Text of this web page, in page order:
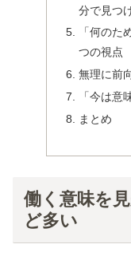
分で見つ
「何のた
つの視点
無理に前
「今は意
まとめ
働く意味を
ど多い